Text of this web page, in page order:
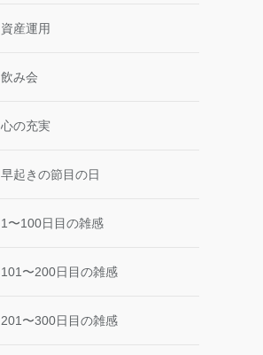
資産運用
飲み会
心の充実
早起きの節目の日
1〜100日目の雑感
101〜200日目の雑感
201〜300日目の雑感